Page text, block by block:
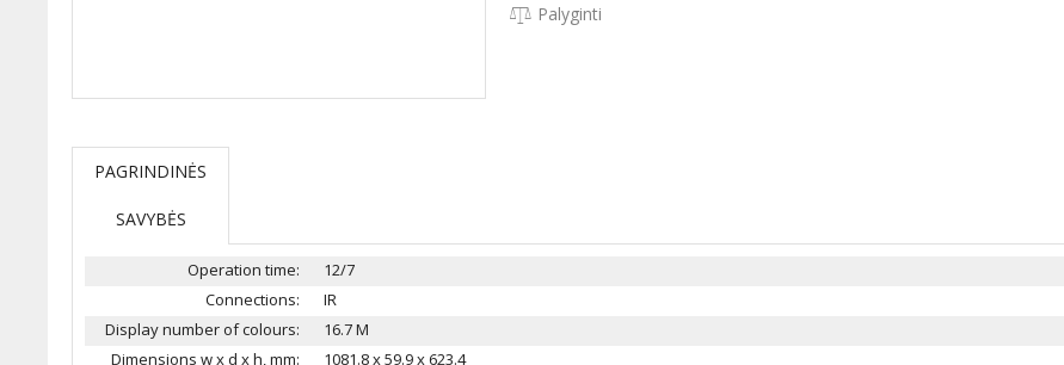
Palyginti
PAGRINDINĖS
SAVYBĖS
Operation time:
12/7
Connections:
IR
Display number of colours:
16.7 M
Dimensions w x d x h, mm:
1081.8 x 59.9 x 623.4